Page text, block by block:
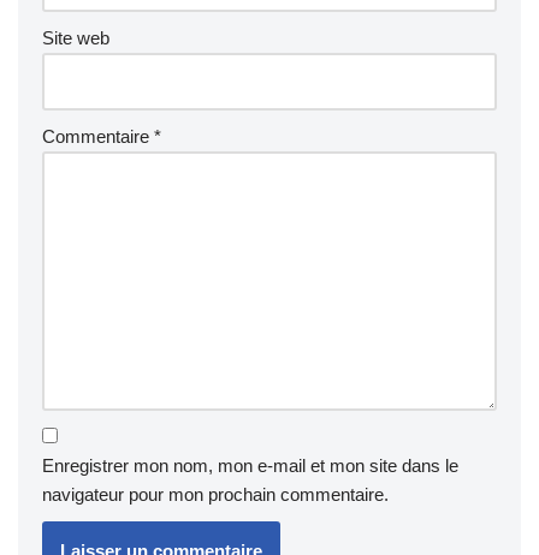
Site web
Commentaire *
Enregistrer mon nom, mon e-mail et mon site dans le
navigateur pour mon prochain commentaire.